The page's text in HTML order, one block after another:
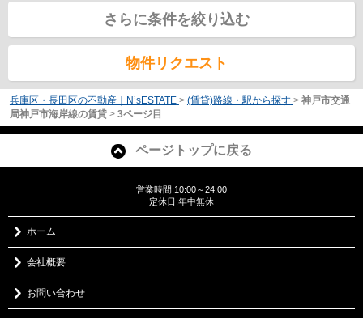
さらに条件を絞り込む
物件リクエスト
兵庫区・長田区の不動産｜N’sESTATE > (賃貸)路線・駅から探す > 神戸市交通
局神戸市海岸線の賃貸 > 3ページ目
ページトップに戻る
営業時間:10:00～24:00
定休日:年中無休
ホーム
会社概要
お問い合わせ